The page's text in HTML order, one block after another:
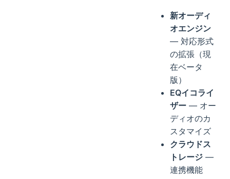
新オーディ
オエンジン
— 対応形式
の拡張（現
在ベータ
版）
EQイコライ
ザー — オー
ディオのカ
スタマイズ
クラウドス
トレージ —
連携機能